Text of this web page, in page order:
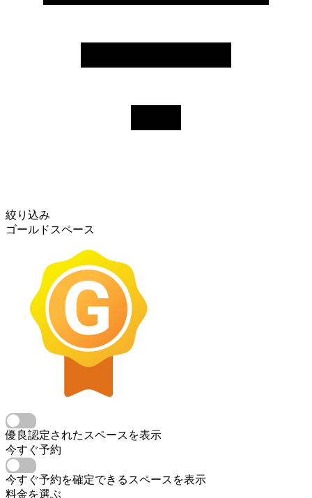
絞り込み
ゴールドスペース
優良認定されたスペースを表示
今すぐ予約
今すぐ予約を確定できるスペースを表示
料金を選ぶ